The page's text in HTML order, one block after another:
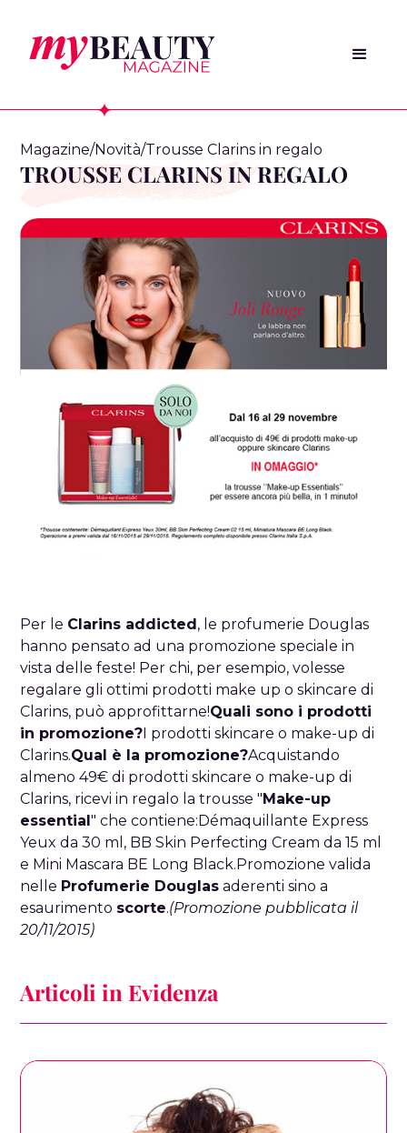
Magazine/Novità/Trousse Clarins in regalo
TROUSSE CLARINS IN REGALO
Per le Clarins addicted , le profumerie Douglas
hanno pensato ad una promozione speciale in
vista delle feste! Per chi, per esempio, volesse
regalare gli ottimi prodotti make up o skincare di
Clarins, può approfittarne!Quali sono i prodotti
in promozione? I prodotti skincare o make-up di
Clarins.Qual è la promozione?Acquistando
almeno 49€ di prodotti skincare o make-up di
Clarins, ricevi in regalo la trousse " Make-up
essential" che contiene:Démaquillante Express
Yeux da 30 ml, BB Skin Perfecting Cream da 15 ml
e Mini Mascara BE Long Black.Promozione valida
nelle Profumerie Douglas aderenti sino a
esaurimento scorte.(Promozione pubblicata il
20/11/2015)
Articoli in Evidenza